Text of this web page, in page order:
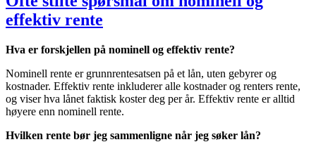
effektiv rente
Hva er forskjellen på nominell og effektiv rente?
Nominell rente er grunnrentesatsen på et lån, uten gebyrer og
kostnader. Effektiv rente inkluderer alle kostnader og renters rente,
og viser hva lånet faktisk koster deg per år. Effektiv rente er alltid
høyere enn nominell rente.
Hvilken rente bør jeg sammenligne når jeg søker lån?